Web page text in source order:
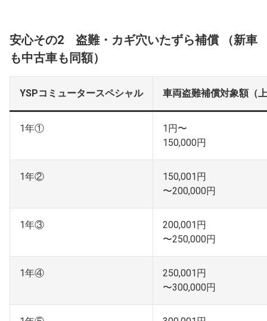
安心その2 盗難・カギ穴いたずら補償 （新車
も中古車も同額）
YSPコミュータースペシャル 車両盗難補償対象額（
1年①
1円〜
150,000円
1年②
150,001円
〜200,000円
1年③
200,001円
〜250,000円
1年④
250,001円
〜300,000円